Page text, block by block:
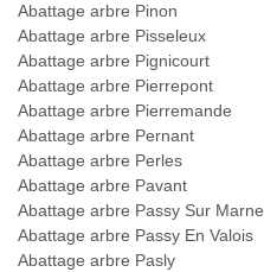
Abattage arbre Pinon
Abattage arbre Pisseleux
Abattage arbre Pignicourt
Abattage arbre Pierrepont
Abattage arbre Pierremande
Abattage arbre Pernant
Abattage arbre Perles
Abattage arbre Pavant
Abattage arbre Passy Sur Marne
Abattage arbre Passy En Valois
Abattage arbre Pasly